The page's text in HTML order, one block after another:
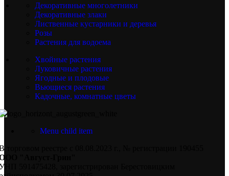
Декоративные многолетники
Декоративные злаки
Лиственные кустарники и деревья
Розы
Растения для водоема
Хвойные растения
Луковичные растения
Ягодные и плодовые
Вьющиеся растения
Кадочные, комнатные цветы
Menu child item
торговом реестре с 08.08.2023 г., № регистрации 190455
"Август-Грин"
591475428, зарегистрирован Берестовицким